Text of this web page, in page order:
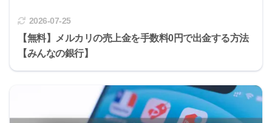
2026-07-25
【無料】メルカリの売上金を手数料0円で出金する方法
【みんなの銀行】